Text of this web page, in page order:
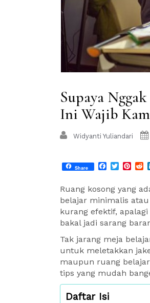
Supaya
Ini Wajib
Widyanti Yuliandari
Share Facebook
Twitter
Ruang kosong yang
belajar minimalis
kurang efektif,
bakal jadi sarang
Tak jarang meja
untuk meletakkan
maupun ruang
tips yang mudah
Daftar Isi